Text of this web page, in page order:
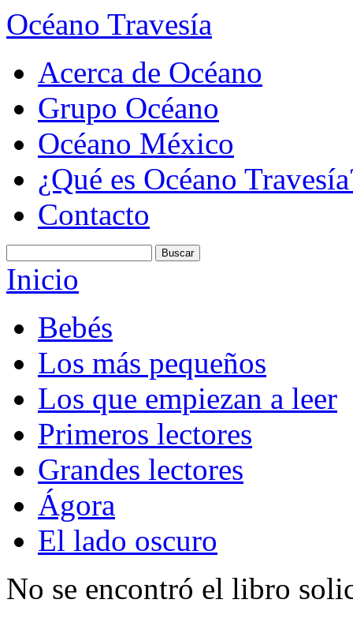
Océano Travesía
Acerca de Océano
Grupo Océano
Océano México
¿Qué es Océano
Contacto
Inicio
Bebés
Los más pequeños
Los que empiezan a leer
Primeros lectores
Grandes lectores
Ágora
El lado oscuro
No se encontró el libro